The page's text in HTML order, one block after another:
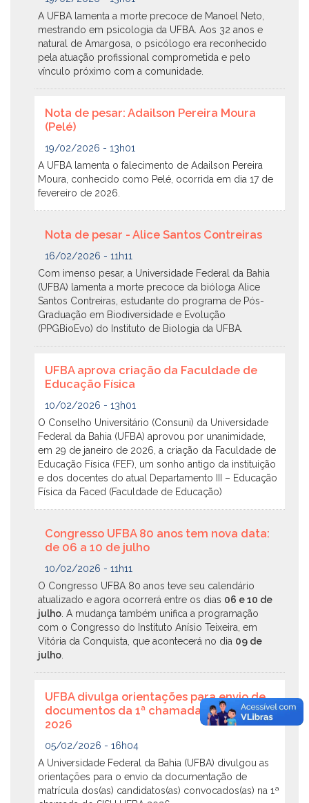
A UFBA lamenta a morte precoce de Manoel Neto,
mestrando em psicologia da UFBA. Aos 32 anos e
natural de Amargosa, o psicólogo era reconhecido
pela atuação profissional comprometida e pelo
vínculo próximo com a comunidade.
Nota de pesar: Adailson Pereira Moura
(Pelé)
19/02/2026 - 13h01
A UFBA lamenta o falecimento de Adailson Pereira
Moura, conhecido como Pelé, ocorrida em dia 17 de
fevereiro de 2026.
Nota de pesar - Alice Santos Contreiras
16/02/2026 - 11h11
Com imenso pesar, a Universidade Federal da Bahia
(UFBA) lamenta a morte precoce da bióloga Alice
Santos Contreiras, estudante do programa de Pós-
Graduação em Biodiversidade e Evolução
(PPGBioEvo) do Instituto de Biologia da UFBA.
UFBA aprova criação da Faculdade de
Educação Física
10/02/2026 - 13h01
O Conselho Universitário (Consuni) da Universidade
Federal da Bahia (UFBA) aprovou por unanimidade,
em 29 de janeiro de 2026, a criação da Faculdade de
Educação Física (FEF), um sonho antigo da instituição
e dos docentes do atual Departamento III – Educação
Física da Faced (Faculdade de Educação)
Congresso UFBA 80 anos tem nova data:
de 06 a 10 de julho
10/02/2026 - 11h11
O Congresso UFBA 80 anos teve seu calendário
atualizado e agora ocorrerá entre os dias 06 e 10 de
julho . A mudança também unifica a programação
com o Congresso do Instituto Anísio Teixeira, em
Vitória da Conquista, que acontecerá no dia 09 de
julho
UFBA divulga orientações para envio de
documentos da 1ª chamada do SISU
2026
05/02/2026 - 16h04
A Universidade Federal da Bahia (UFBA) divulgou as
orientações para o envio da documentação de
matrícula dos(as) candidatos(as) convocados(as) na 1ª